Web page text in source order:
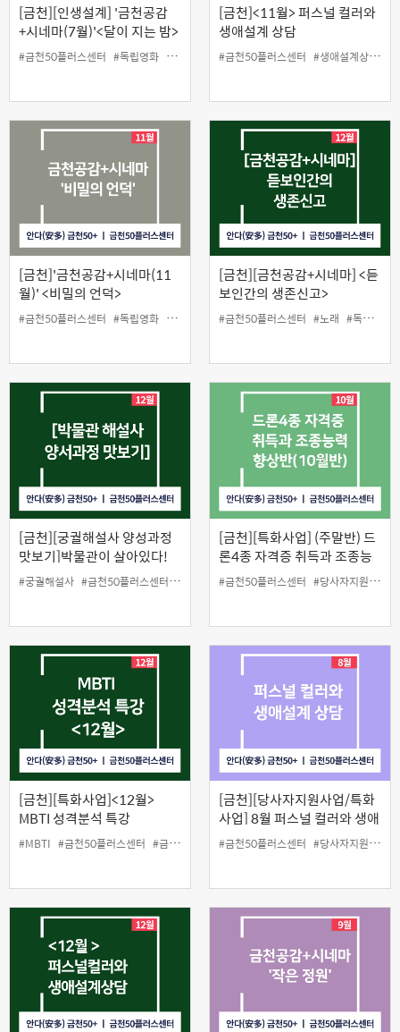
[금천][인생설계] '금천공감
+시네마(7월)'<달이 지는 밤>
(오프라인)
#금천50플러스센터 #독립영화 #무료상영 #인생설계
[금천]<11월> 퍼스널 컬러와
생애설계 상담
#금천50플러스센터 #생애설계상담
[금천]'금천공감+시네마(11
월)' <비밀의 언덕>
#금천50플러스센터 #독립영화 #무료상영 #인생설계
[금천][금천공감+시네마] <듣
보인간의 생존신고>
#금천50플러스센터 #노래 #독립영화
[금천][궁궐해설사 양성과정
맛보기]박물관이 살아있다!
#궁궐해설사 #금천50플러스센터 #맛보기 #원데이클래스
[금천][특화사업] (주말반) 드
론4종 자격증 취득과 조종능
력 향상반(10월반)
#금천50플러스센터 #당사자지원 #드
[금천][특화사업]<12월>
MBTI 성격분석 특강
#MBTI #금천50플러스센터 #금천구 #당사자지원사업 #성격분석 #인생설계사업
[금천][당사자지원사업/특화
사업] 8월 퍼스널 컬러와 생애
설계 상담
#금천50플러스센터 #당사자지원 #생